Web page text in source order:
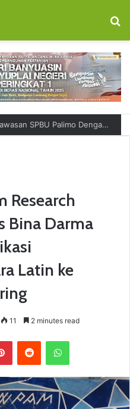
Seven Days Buka Outlet di Kawasan SPBU Palimo Dengan Konsep One Stop Hangout Destination
Research
Bina Darma
Latin ke
11 2 minutes read